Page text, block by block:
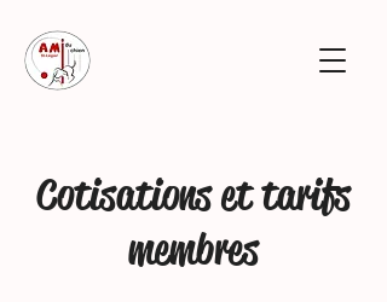
Cotisations et tarifs
membres